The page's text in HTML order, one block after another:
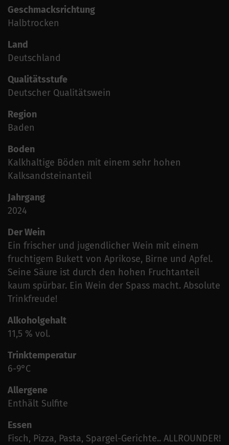
Geschmacksrichtung
Halbtrocken
Land
Deutschland
Qualitätsstufe
Deutscher Qualitätswein
Region
Baden
Boden
Kalkhaltige Böden mit einem sehr hohen
Kalksandsteinanteil
Jahrgang
2024
Der Wein
Ein frischer und jugendlicher Wein mit einem
fruchtigem Bukett von Aprikose, Birne und Apfel.
Seine Säure ist durch den hohen Fruchtanteil
kaum spürbar. Ein Wein der Spass macht. Absolute
Trinkfreude!
Alkoholgehalt
11,5 % vol.
Trinktemperatur
6-9°C
Allergene
Enthält Sulfite
Essen
Fisch, Pizza, Pasta, Spargel-Gerichte.. ALLROUNDER!